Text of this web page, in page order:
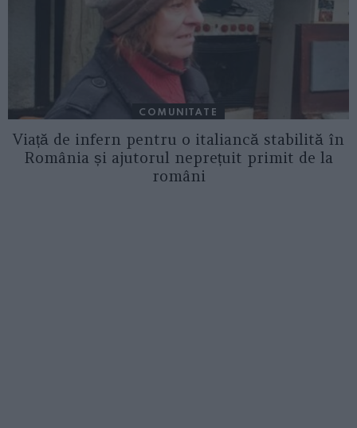
COMUNITATE
Viață de infern pentru o italiancă stabilită în
România și ajutorul neprețuit primit de la
români